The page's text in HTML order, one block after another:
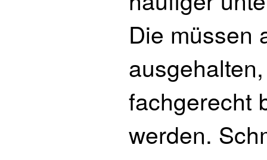
Die müssen
fachgerecht
werden.